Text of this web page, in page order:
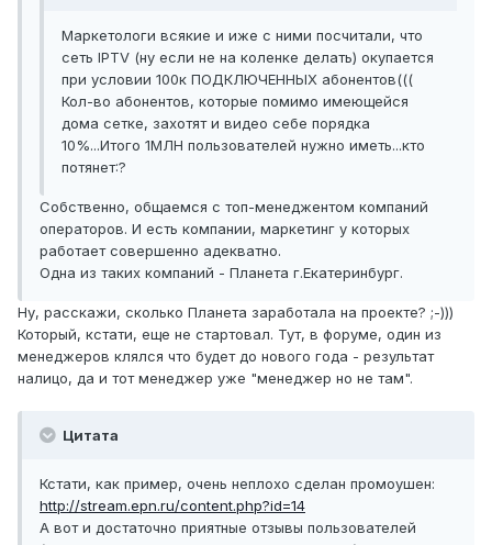
Маркетологи всякие и иже с ними посчитали, что
сеть IPTV (ну если не на коленке делать) окупается
при условии 100к ПОДКЛЮЧЕННЫХ абонентов(((
Кол-во абонентов, которые помимо имеющейся
дома сетке, захотят и видео себе порядка
10%...Итого 1МЛН пользователей нужно иметь...кто
потянет:?
Собственно, общаемся с топ-менеджентом компаний
операторов. И есть компании, маркетинг у которых
работает совершенно адекватно.
Одна из таких компаний - Планета г.Екатеринбург.
Ну, расскажи, сколько Планета заработала на проекте? ;-)))
Который, кстати, еще не стартовал. Тут, в форуме, один из
менеджеров клялся что будет до нового года - результат
налицо, да и тот менеджер уже "менеджер но не там".
Цитата
Кстати, как пример, очень неплохо сделан промоушен:
http://stream.epn.ru/content.php?id=14
А вот и достаточно приятные отзывы пользователей